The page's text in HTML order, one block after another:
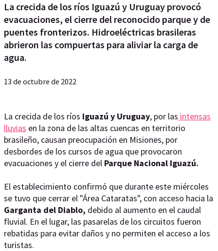
La crecida de los ríos Iguazú y Uruguay provocó
evacuaciones, el cierre del reconocido parque y de
puentes fronterizos. Hidroeléctricas brasileras
abrieron las compuertas para aliviar la carga de
agua.
13 de octubre de 2022
La crecida de los ríos Iguazú y Uruguay, por las intensas
lluvias en la zona de las altas cuencas en territorio
brasileño, causan preocupación en Misiones, por
desbordes de los cursos de agua que provocaron
evacuaciones y el cierre del Parque Nacional Iguazú.
El establecimiento confirmó que durante este miércoles
se tuvo que cerrar el "Área Cataratas", con acceso hacia la
Garganta del Diablo, debido al aumento en el caudal
fluvial. En el lugar, las pasarelas de los circuitos fueron
rebatidas para evitar daños y no permiten el acceso a los
turistas.